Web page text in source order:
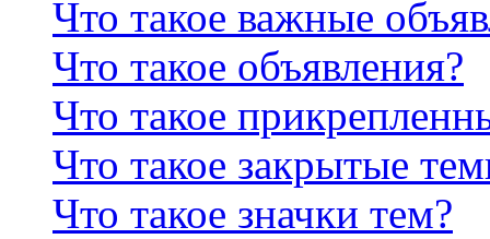
Что такое важные
Что такое объявления?
Что такое
Что такое закрытые
Что такое значки тем?